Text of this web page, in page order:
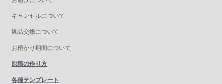
キャンセルについて
返品交換について
お預かり期間について
原稿の作り方
各種テンプレート